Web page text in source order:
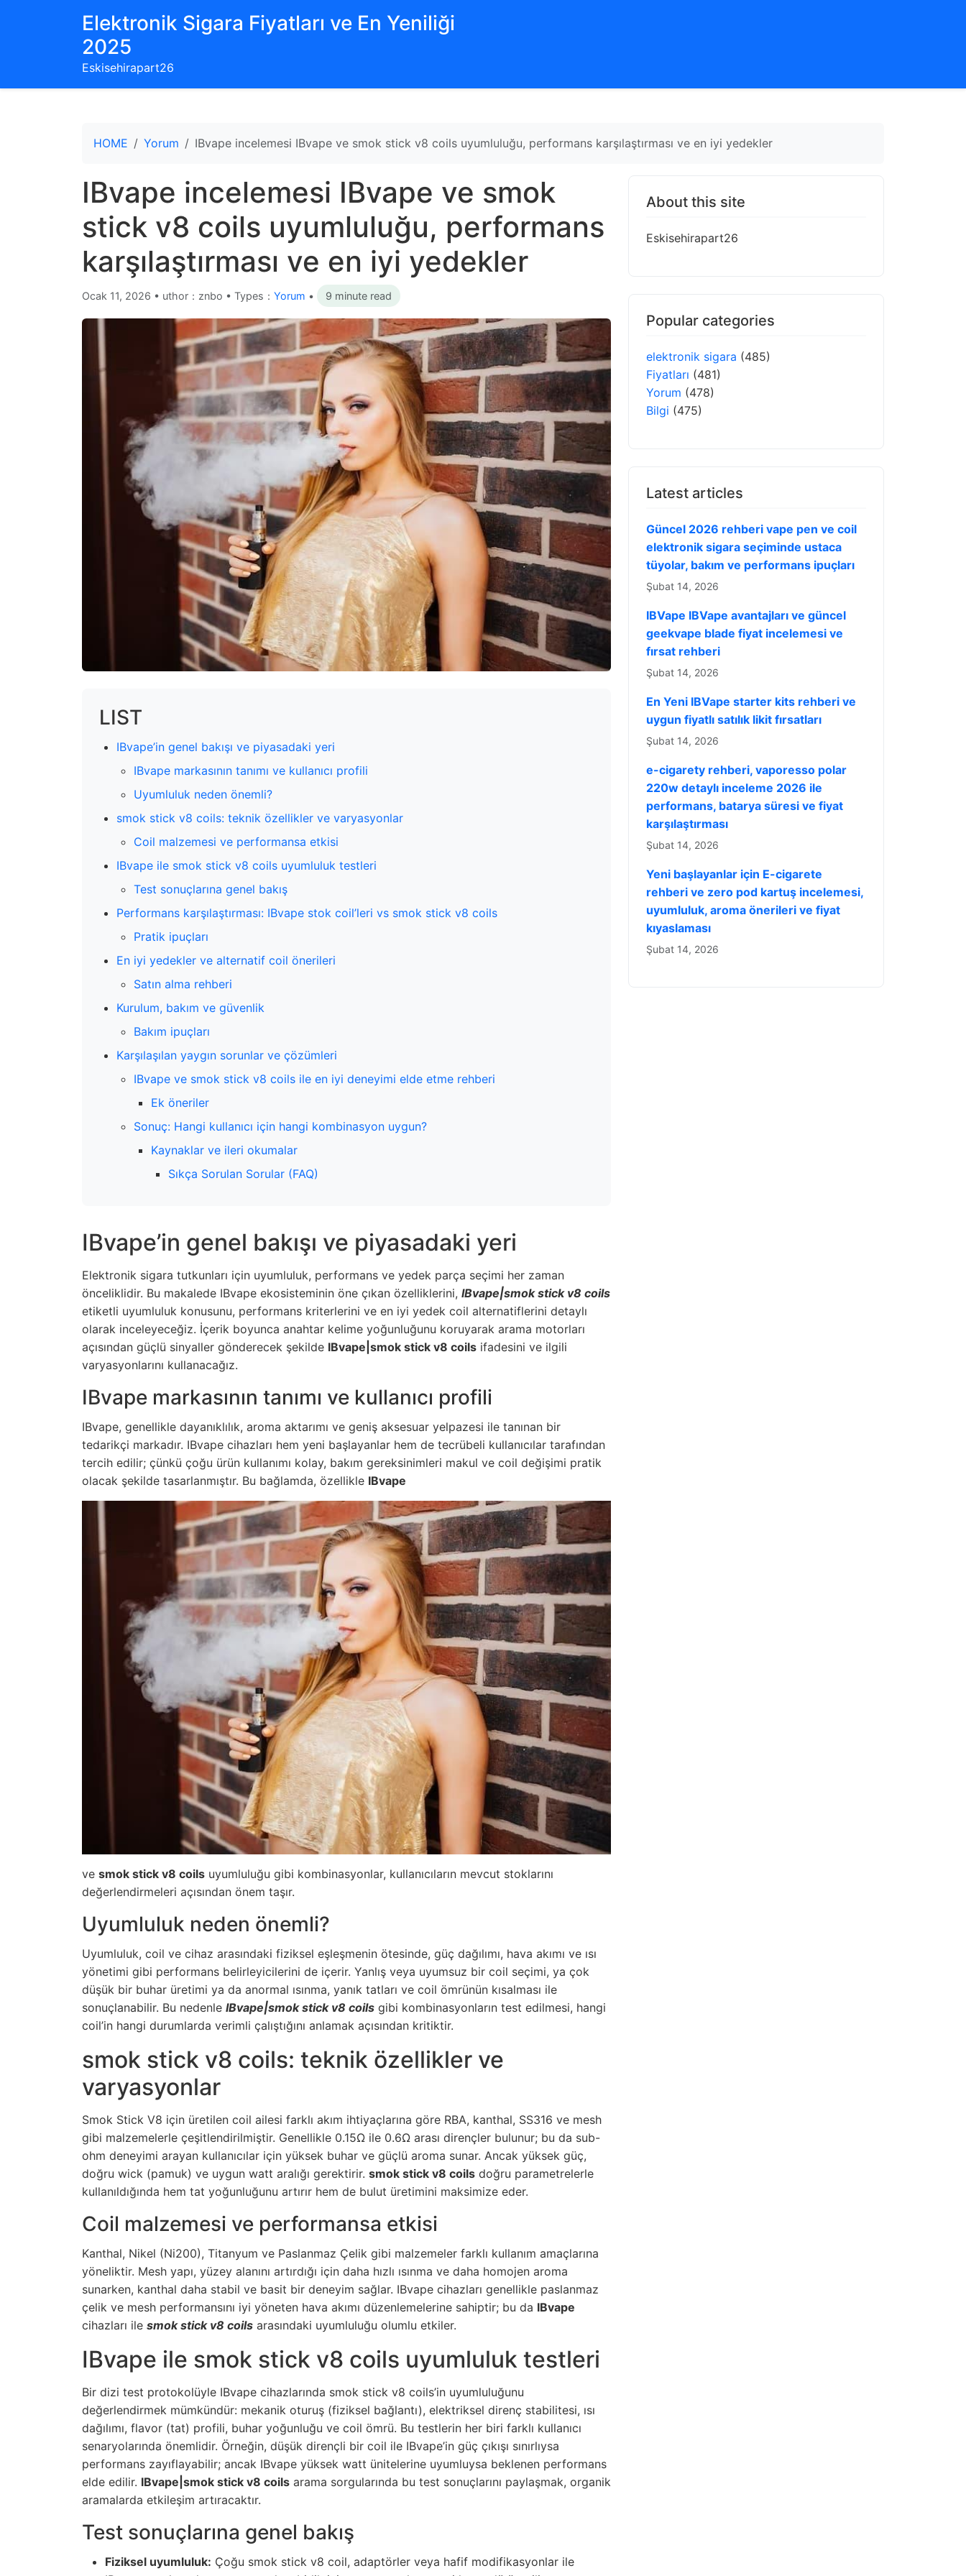
Elektronik Sigara Fiyatları ve En Yeniliği
2025
Eskisehirapart26
HOME Yorum IBvape incelemesi IBvape ve smok stick v8 coils uyumluluğu, performans karşılaştırması ve en iyi yedekler
IBvape incelemesi IBvape ve smok
stick v8 coils uyumluluğu, performans
karşılaştırması ve en iyi yedekler
Ocak 11, 2026 • uthor：znbo • Types： Yorum • 9 minute read
LIST
IBvape’in genel bakışı ve piyasadaki yeri
IBvape markasının tanımı ve kullanıcı profili
Uyumluluk neden önemli?
smok stick v8 coils: teknik özellikler ve varyasyonlar
Coil malzemesi ve performansa etkisi
IBvape ile smok stick v8 coils uyumluluk testleri
Test sonuçlarına genel bakış
Performans karşılaştırması: IBvape stok coil’leri vs smok stick v8 coils
Pratik ipuçları
En iyi yedekler ve alternatif coil önerileri
Satın alma rehberi
Kurulum, bakım ve güvenlik
Bakım ipuçları
Karşılaşılan yaygın sorunlar ve çözümleri
IBvape ve smok stick v8 coils ile en iyi deneyimi elde etme rehberi
Ek öneriler
Sonuç: Hangi kullanıcı için hangi kombinasyon uygun?
Kaynaklar ve ileri okumalar
Sıkça Sorulan Sorular (FAQ)
IBvape’in genel bakışı ve piyasadaki yeri
Elektronik sigara tutkunları için uyumluluk, performans ve yedek parça seçimi her zaman
önceliklidir. Bu makalede IBvape ekosisteminin öne çıkan özelliklerini, IBvape|smok stick v8 coils
etiketli uyumluluk konusunu, performans kriterlerini ve en iyi yedek coil alternatiflerini detaylı
olarak inceleyeceğiz. İçerik boyunca anahtar kelime yoğunluğunu koruyarak arama motorları
açısından güçlü sinyaller gönderecek şekilde IBvape|smok stick v8 coils ifadesini ve ilgili
varyasyonlarını kullanacağız.
IBvape markasının tanımı ve kullanıcı profili
IBvape, genellikle dayanıklılık, aroma aktarımı ve geniş aksesuar yelpazesi ile tanınan bir
tedarikçi markadır. IBvape cihazları hem yeni başlayanlar hem de tecrübeli kullanıcılar tarafından
tercih edilir; çünkü çoğu ürün kullanımı kolay, bakım gereksinimleri makul ve coil değişimi pratik
olacak şekilde tasarlanmıştır. Bu bağlamda, özellikle IBvape
ve smok stick v8 coils uyumluluğu gibi kombinasyonlar, kullanıcıların mevcut stoklarını
değerlendirmeleri açısından önem taşır.
Uyumluluk neden önemli?
Uyumluluk, coil ve cihaz arasındaki fiziksel eşleşmenin ötesinde, güç dağılımı, hava akımı ve ısı
yönetimi gibi performans belirleyicilerini de içerir. Yanlış veya uyumsuz bir coil seçimi, ya çok
düşük bir buhar üretimi ya da anormal ısınma, yanık tatları ve coil ömrünün kısalması ile
sonuçlanabilir. Bu nedenle IBvape|smok stick v8 coils gibi kombinasyonların test edilmesi, hangi
coil’in hangi durumlarda verimli çalıştığını anlamak açısından kritiktir.
smok stick v8 coils: teknik özellikler ve
varyasyonlar
Smok Stick V8 için üretilen coil ailesi farklı akım ihtiyaçlarına göre RBA, kanthal, SS316 ve mesh
gibi malzemelerle çeşitlendirilmiştir. Genellikle 0.15Ω ile 0.6Ω arası dirençler bulunur; bu da sub-
ohm deneyimi arayan kullanıcılar için yüksek buhar ve güçlü aroma sunar. Ancak yüksek güç,
doğru wick (pamuk) ve uygun watt aralığı gerektirir. smok stick v8 coils doğru parametrelerle
kullanıldığında hem tat yoğunluğunu artırır hem de bulut üretimini maksimize eder.
Coil malzemesi ve performansa etkisi
Kanthal, Nikel (Ni200), Titanyum ve Paslanmaz Çelik gibi malzemeler farklı kullanım amaçlarına
yöneliktir. Mesh yapı, yüzey alanını artırdığı için daha hızlı ısınma ve daha homojen aroma
sunarken, kanthal daha stabil ve basit bir deneyim sağlar. IBvape cihazları genellikle paslanmaz
çelik ve mesh performansını iyi yöneten hava akımı düzenlemelerine sahiptir; bu da IBvape
cihazları ile smok stick v8 coils arasındaki uyumluluğu olumlu etkiler.
IBvape ile smok stick v8 coils uyumluluk testleri
Bir dizi test protokolüyle IBvape cihazlarında smok stick v8 coils’in uyumluluğunu
değerlendirmek mümkündür: mekanik oturuş (fiziksel bağlantı), elektriksel direnç stabilitesi, ısı
dağılımı, flavor (tat) profili, buhar yoğunluğu ve coil ömrü. Bu testlerin her biri farklı kullanıcı
senaryolarında önemlidir. Örneğin, düşük dirençli bir coil ile IBvape’in güç çıkışı sınırlıysa
performans zayıflayabilir; ancak IBvape yüksek watt ünitelerine uyumluysa beklenen performans
elde edilir. IBvape|smok stick v8 coils arama sorgularında bu test sonuçlarını paylaşmak, organik
aramalarda etkileşim artıracaktır.
Test sonuçlarına genel bakış
Fiziksel uyumluluk: Çoğu smok stick v8 coil, adaptörler veya hafif modifikasyonlar ile
About this site
Eskisehirapart26
Popular categories
elektronik sigara (485)
Fiyatları (481)
Yorum (478)
Bilgi (475)
Latest articles
Güncel 2026 rehberi vape pen ve coil
elektronik sigara seçiminde ustaca
tüyolar, bakım ve performans ipuçları
Şubat 14, 2026
IBVape IBVape avantajları ve güncel
geekvape blade fiyat incelemesi ve
fırsat rehberi
Şubat 14, 2026
En Yeni IBVape starter kits rehberi ve
uygun fiyatlı satılık likit fırsatları
Şubat 14, 2026
e-cigarety rehberi, vaporesso polar
220w detaylı inceleme 2026 ile
performans, batarya süresi ve fiyat
karşılaştırması
Şubat 14, 2026
Yeni başlayanlar için E-cigarete
rehberi ve zero pod kartuş incelemesi,
uyumluluk, aroma önerileri ve fiyat
kıyaslaması
Şubat 14, 2026